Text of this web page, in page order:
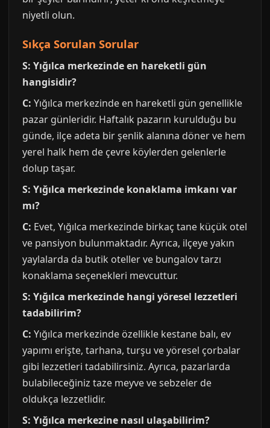
niyetli olun.
Sıkça Sorulan Sorular
S: Yığılca merkezinde en hareketli gün
hangisidir?
C: Yığılca merkezinde en hareketli gün genellikle
pazar günleridir. Haftalık pazarın kurulduğu bu
günde, ilçe adeta bir şenlik alanına döner ve hem
yerel halk hem de çevre köylerden gelenlerle
dolup taşar.
S: Yığılca merkezinde konaklama imkanı var
mı?
C: Evet, Yığılca merkezinde birkaç tane küçük otel
ve pansiyon bulunmaktadır. Ayrıca, ilçeye yakın
yaylalarda da butik oteller ve bungalov tarzı
konaklama seçenekleri mevcuttur.
S: Yığılca merkezinde hangi yöresel lezzetleri
tadabilirim?
C: Yığılca merkezinde özellikle kestane balı, ev
yapımı erişte, tarhana, turşu ve yöresel çorbalar
gibi lezzetleri tadabilirsiniz. Ayrıca, pazarlarda
bulabileceğiniz taze meyve ve sebzeler de
oldukça lezzetlidir.
S: Yığılca merkezine nasıl ulaşabilirim?